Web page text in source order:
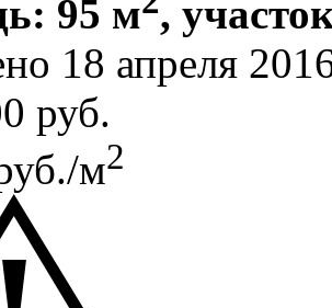
95 м ,
18 апреля
руб.
м2